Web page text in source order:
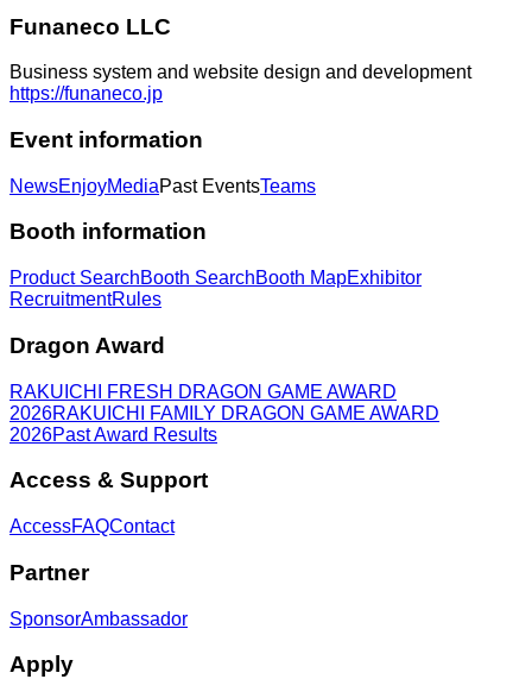
Funaneco LLC
Business system and website design and development
https://funaneco.jp
Event information
NewsEnjoyMediaPast EventsTeams
Booth information
Product SearchBooth SearchBooth MapExhibitor
RecruitmentRules
Dragon Award
RAKUICHI FRESH DRAGON GAME AWARD
2026RAKUICHI FAMILY DRAGON GAME AWARD
2026Past Award Results
Access & Support
AccessFAQContact
Partner
SponsorAmbassador
Apply